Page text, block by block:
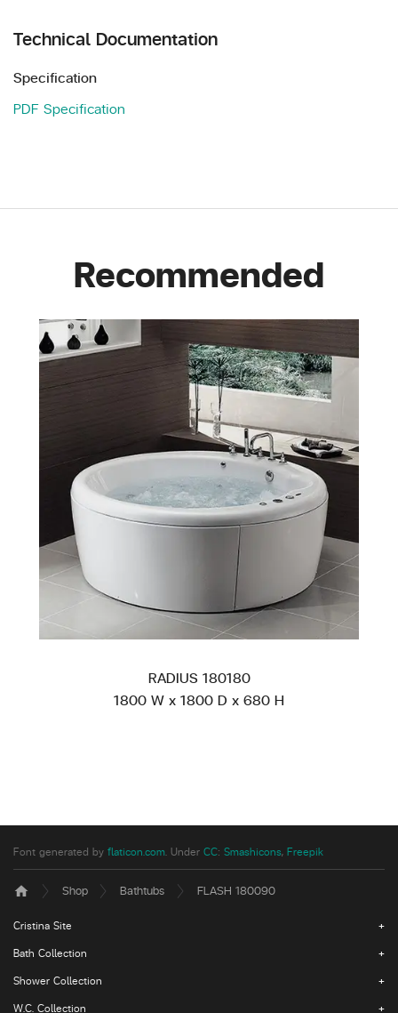
Technical Documentation
Specification
PDF Specification
Recommended
RADIUS 180180
1800 W x 1800 D x 680 H
Font generated by flaticon.com. Under CC: Smashicons, Freepik
home Shop Bathtubs FLASH 180090
Cristina Site
Bath Collection
Shower Collection
W.C. Collection